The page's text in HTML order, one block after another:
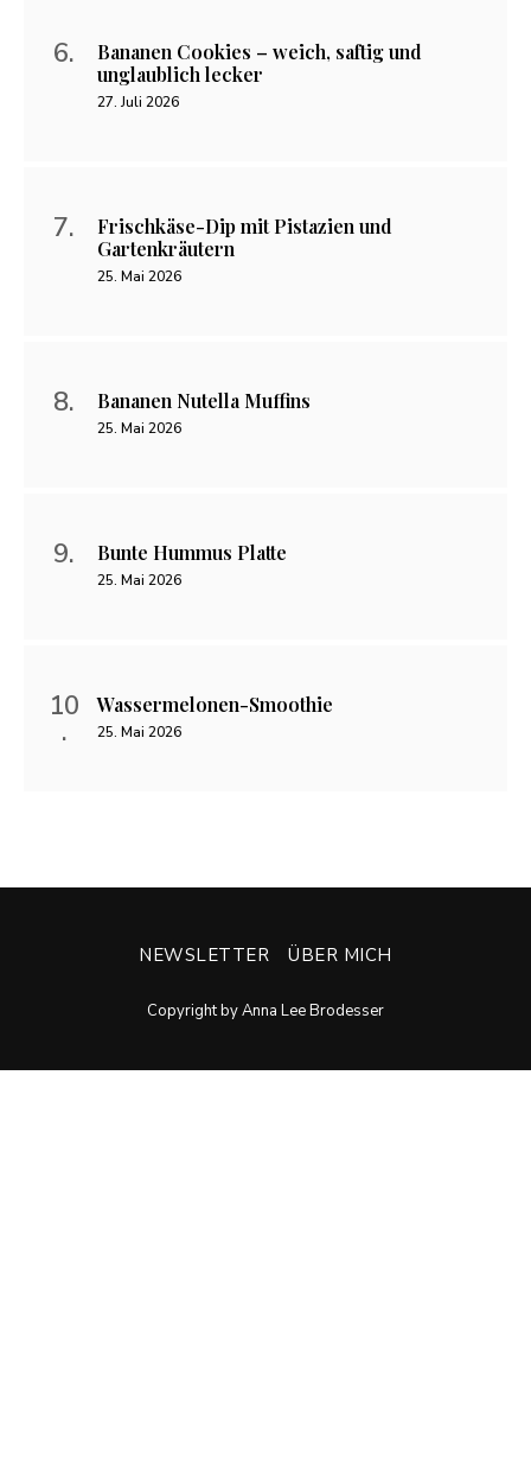
Bananen Cookies – weich, saftig und
unglaublich lecker
27. Juli 2026
Frischkäse-Dip mit Pistazien und
Gartenkräutern
25. Mai 2026
Bananen Nutella Muffins
25. Mai 2026
Bunte Hummus Platte
25. Mai 2026
Wassermelonen-Smoothie
25. Mai 2026
NEWSLETTER ÜBER MICH
Copyright by Anna Lee Brodesser